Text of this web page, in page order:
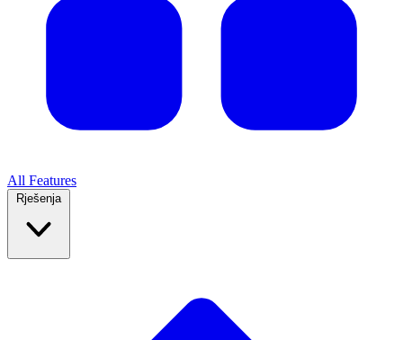
All Features
Rješenja